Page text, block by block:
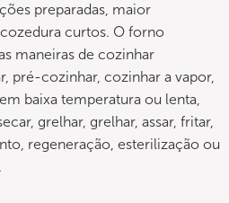
preparadas, maior
curtos. O forno
maneiras de cozinhar
pré-cozinhar, cozinhar a vapor,
em baixa temperatura ou lenta,
grelhar, grelhar, assar, fritar,
regeneração, esterilização ou